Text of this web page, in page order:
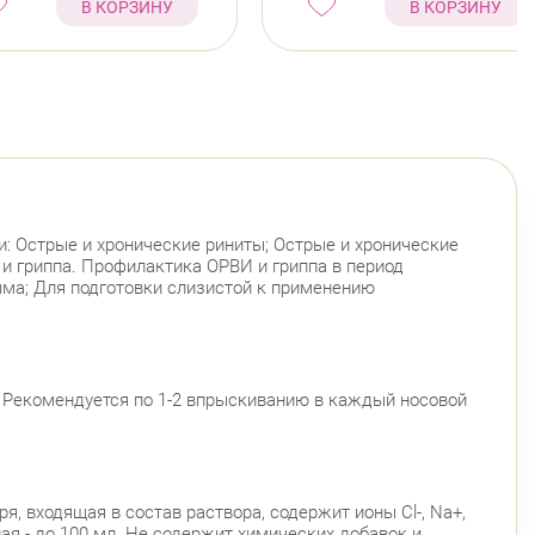
Круглосуточно
Западная Ленинский проспект
Западная
пр., д. 88 Круглосуточно
улица, д. 7 Круглосуточно
Большевиков
В КОРЗИНУ В КОРЗИНУ
Острые и хронические риниты; Острые и хронические
гриппа. Профилактика ОРВИ и гриппа в период
Для подготовки слизистой к применению
по 1-2 впрыскиванию в каждый носовой
входящая в состав раствора, содержит ионы Cl-, Na+,